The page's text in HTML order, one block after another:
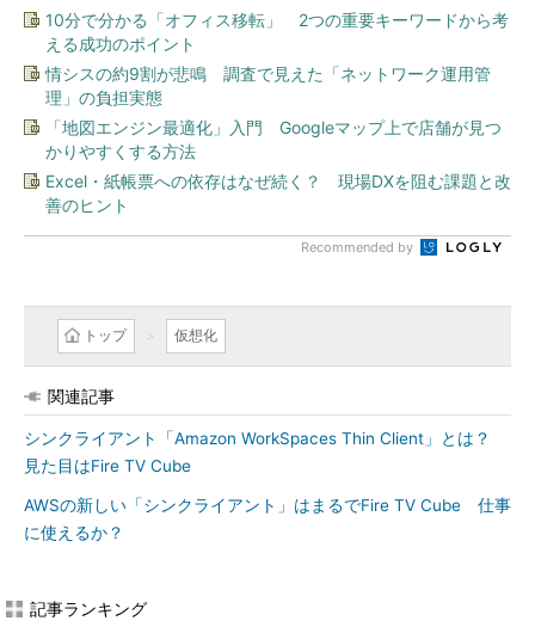
10分で分かる「オフィス移転」 2つの重要キーワードから考
える成功のポイント
情シスの約9割が悲鳴 調査で見えた「ネットワーク運用管
理」の負担実態
「地図エンジン最適化」入門 Googleマップ上で店舗が見つ
かりやすくする方法
Excel・紙帳票への依存はなぜ続く？ 現場DXを阻む課題と改
善のヒント
Recommended by
トップ 仮想化
関連記事
シンクライアント「Amazon WorkSpaces Thin Client」とは？
見た目はFire TV Cube
AWSの新しい「シンクライアント」はまるでFire TV Cube 仕事
に使えるか？
記事ランキング